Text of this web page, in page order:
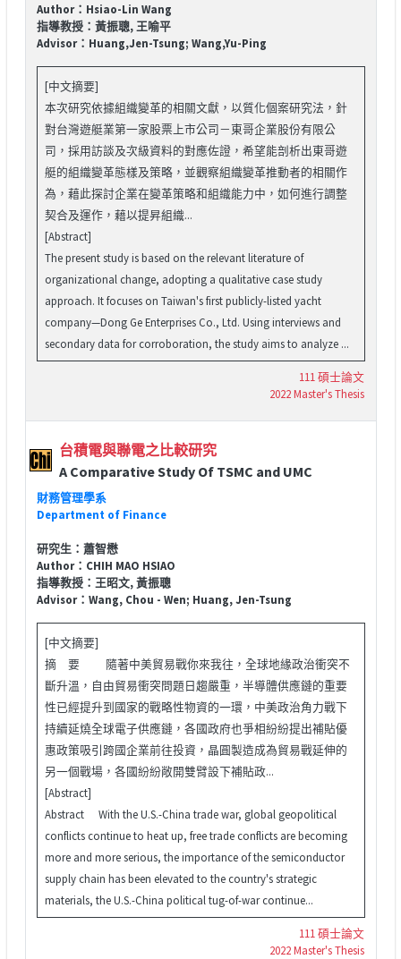
Author：Hsiao-Lin Wang
指導教授：黃振聰, 王喻平
Advisor：Huang,Jen-Tsung; Wang,Yu-Ping
[中文摘要]
本次研究依據組織變革的相關文獻，以質化個案研究法，針
對台灣遊艇業第一家股票上市公司－東哥企業股份有限公
司，採用訪談及次級資料的對應佐證，希望能剖析出東哥遊
艇的組織變革態樣及策略，並觀察組織變革推動者的相關作
為，藉此探討企業在變革策略和組織能力中，如何進行調整
契合及運作，藉以提昇組織...
[Abstract]
The present study is based on the relevant literature of
organizational change, adopting a qualitative case study
approach. It focuses on Taiwan's first publicly-listed yacht
company—Dong Ge Enterprises Co., Ltd. Using interviews and
secondary data for corroboration, the study aims to analyze ...
111 碩士論文
2022 Master's Thesis
台積電與聯電之比較研究
A Comparative Study Of TSMC and UMC
財務管理學系
Department of Finance
研究生：蕭智懋
Author：CHIH MAO HSIAO
指導教授：王昭文, 黃振聰
Advisor：Wang, Chou - Wen; Huang, Jen-Tsung
[中文摘要]
摘 要 隨著中美貿易戰你來我往，全球地緣政治衝突不
斷升溫，自由貿易衝突問題日趨嚴重，半導體供應鏈的重要
性已經提升到國家的戰略性物資的一環，中美政治角力戰下
持續延燒全球電子供應鏈，各國政府也爭相紛紛提出補貼優
惠政策吸引跨國企業前往投資，晶圓製造成為貿易戰延伸的
另一個戰場，各國紛紛敞開雙臂設下補貼政...
[Abstract]
Abstract With the U.S.-China trade war, global geopolitical
conflicts continue to heat up, free trade conflicts are becoming
more and more serious, the importance of the semiconductor
supply chain has been elevated to the country's strategic
materials, the U.S.-China political tug-of-war continue...
111 碩士論文
2022 Master's Thesis